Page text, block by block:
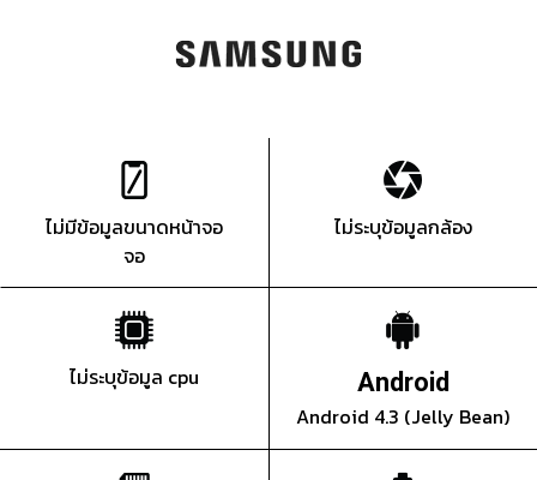
ไม่มีข้อมูลขนาดหน้าจอ
จอ
ไม่ระบุข้อมูลกล้อง
ไม่ระบุข้อมูล cpu Android
Android 4.3 (Jelly Bean)